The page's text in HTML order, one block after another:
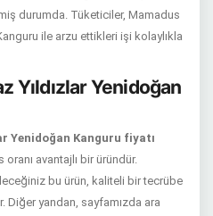
durumda. Tüketiciler, Mamadus
ile arzu ettikleri işi kolaylıkla
Yıldızlar Yenidoğan
Yenidoğan Kanguru fiyatı
avantajlı bir üründür.
bu ürün, kaliteli bir tecrübe
Diğer yandan, sayfamızda ara